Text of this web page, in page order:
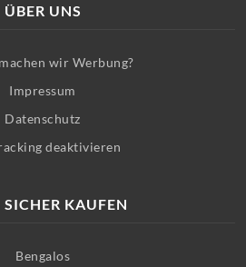
ÜBER UNS
wir Werbung?
Impressum
Datenschutz
deaktivieren
SICHER KAUFEN
Bengalos